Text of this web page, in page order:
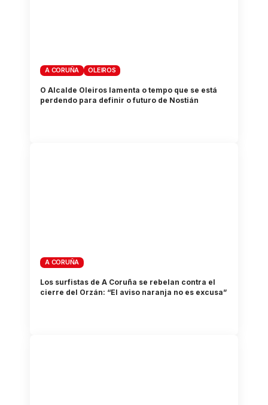
A CORUÑA OLEIROS
O Alcalde Oleiros lamenta o tempo que se está
perdendo para definir o futuro de Nostián
A CORUÑA
Los surfistas de A Coruña se rebelan contra el
cierre del Orzán: “El aviso naranja no es excusa”